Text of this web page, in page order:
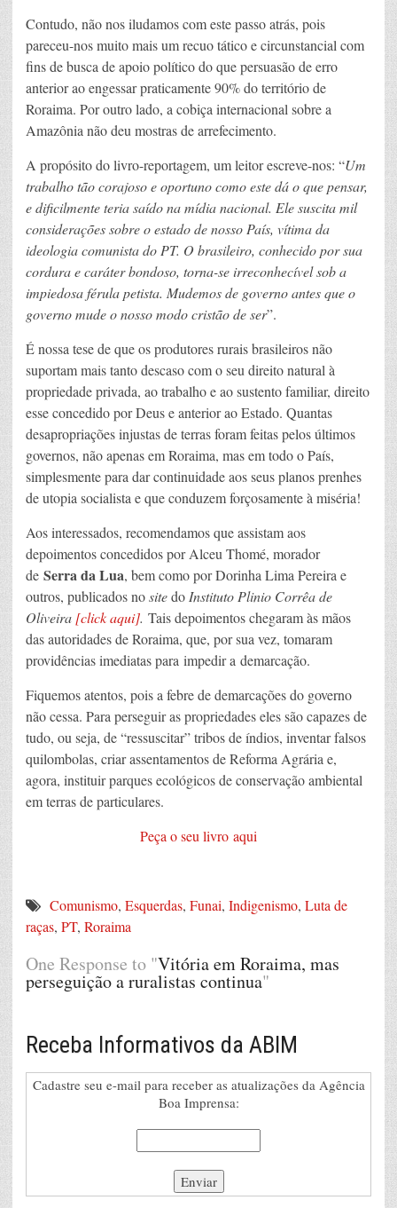
Contudo, não nos iludamos com este passo atrás, pois
pareceu-nos muito mais um recuo tático e circunstancial com
fins de busca de apoio político do que persuasão de erro
anterior ao engessar praticamente 90% do território de
Roraima. Por outro lado, a cobiça internacional sobre a
Amazônia não deu mostras de arrefecimento.
A propósito do livro-reportagem, um leitor escreve-nos: “Um
trabalho tão corajoso e oportuno como este dá o que pensar,
e dificilmente teria saído na mídia nacional. Ele suscita mil
considerações sobre o estado de nosso País, vítima da
ideologia comunista do PT. O brasileiro, conhecido por sua
cordura e caráter bondoso, torna-se irreconhecível sob a
impiedosa férula petista. Mudemos de governo antes que o
governo mude o nosso modo cristão de ser”.
É nossa tese de que os produtores rurais brasileiros não
suportam mais tanto descaso com o seu direito natural à
propriedade privada, ao trabalho e ao sustento familiar, direito
esse concedido por Deus e anterior ao Estado. Quantas
desapropriações injustas de terras foram feitas pelos últimos
governos, não apenas em Roraima, mas em todo o País,
simplesmente para dar continuidade aos seus planos prenhes
de utopia socialista e que conduzem forçosamente à miséria!
Aos interessados, recomendamos que assistam aos
depoimentos concedidos por Alceu Thomé, morador
de Serra da Lua, bem como por Dorinha Lima Pereira e
outros, publicados nositedoInstituto Plinio Corrêa de
Oliveira [click aqui]. Tais depoimentos chegaram às mãos
das autoridades de Roraima, que, por sua vez, tomaram
providências imediatas para impedir a demarcação.
Fiquemos atentos, pois a febre de demarcações do governo
não cessa. Para perseguir as propriedades eles são capazes de
tudo, ou seja, de “ressuscitar” tribos de índios, inventar falsos
quilombolas, criar assentamentos de Reforma Agrária e,
agora, instituir parques ecológicos de conservação ambiental
em terras de particulares.
Peça o seu livro aqui
Comunismo, Esquerdas, Funai, Indigenismo, Luta de
raças, PT, Roraima
One Response to "Vitória em Roraima, mas
perseguição a ruralistas continua"
Receba Informativos da ABIM
Cadastre seu e-mail para receber as atualizações da Agência
Boa Imprensa: